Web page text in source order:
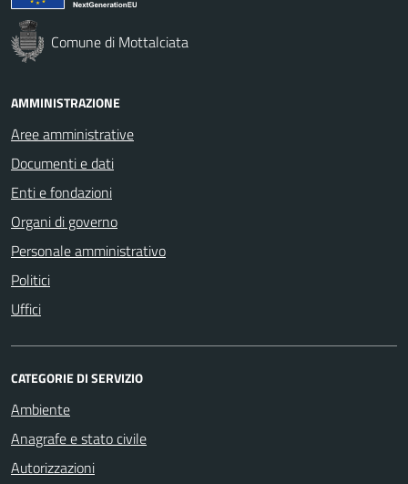
Comune di Mottalciata
AMMINISTRAZIONE
Aree amministrative
Documenti e dati
Enti e fondazioni
Organi di governo
Personale amministrativo
Politici
Uffici
CATEGORIE DI SERVIZIO
Ambiente
Anagrafe e stato civile
Autorizzazioni